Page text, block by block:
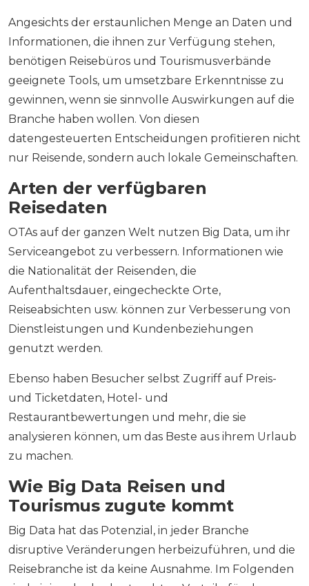
Angesichts der erstaunlichen Menge an Daten und
Informationen, die ihnen zur Verfügung stehen,
benötigen Reisebüros und Tourismusverbände
geeignete Tools, um umsetzbare Erkenntnisse zu
gewinnen, wenn sie sinnvolle Auswirkungen auf die
Branche haben wollen. Von diesen
datengesteuerten Entscheidungen profitieren nicht
nur Reisende, sondern auch lokale Gemeinschaften.
Arten der verfügbaren
Reisedaten
OTAs auf der ganzen Welt nutzen Big Data, um ihr
Serviceangebot zu verbessern. Informationen wie
die Nationalität der Reisenden, die
Aufenthaltsdauer, eingecheckte Orte,
Reiseabsichten usw. können zur Verbesserung von
Dienstleistungen und Kundenbeziehungen
genutzt werden.
Ebenso haben Besucher selbst Zugriff auf Preis-
und Ticketdaten, Hotel- und
Restaurantbewertungen und mehr, die sie
analysieren können, um das Beste aus ihrem Urlaub
zu machen.
Wie Big Data Reisen und
Tourismus zugute kommt
Big Data hat das Potenzial, in jeder Branche
disruptive Veränderungen herbeizuführen, und die
Reisebranche ist da keine Ausnahme. Im Folgenden